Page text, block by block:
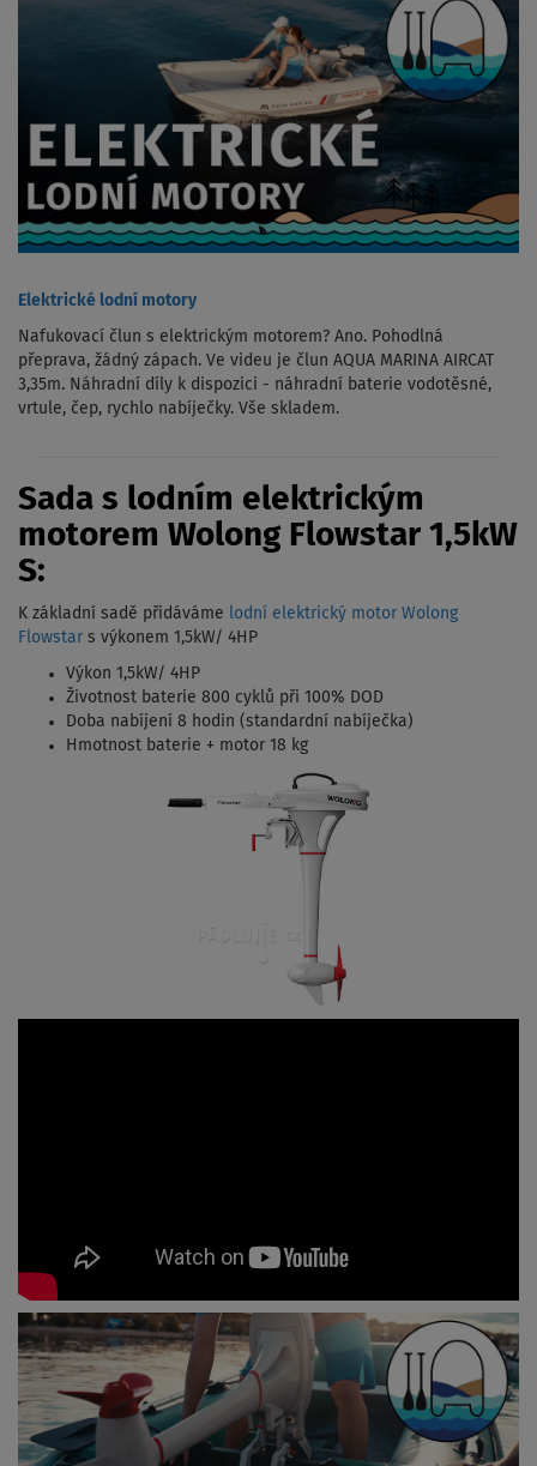
Elektrické lodní motory
Nafukovací člun s elektrickým motorem? Ano. Pohodlná
přeprava, žádný zápach. Ve videu je člun AQUA MARINA AIRCAT
3,35m. Náhradní díly k dispozici - náhradní baterie vodotěsné,
vrtule, čep, rychlo nabíječky. Vše skladem.
Sada s lodním elektrickým
motorem Wolong Flowstar 1,5kW
S:
K základní sadě přidáváme lodní elektrický motor Wolong
Flowstar s výkonem 1,5kW/ 4HP
Výkon 1,5kW/ 4HP
Životnost baterie 800 cyklů při 100% DOD
Doba nabíjení 8 hodin (standardní nabíječka)
Hmotnost baterie + motor 18 kg